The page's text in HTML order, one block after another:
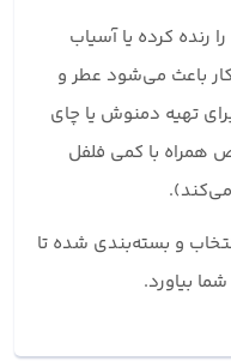
رنده کرده یا آسیاب
کار باعث می‌شود عطر و
تهیه دمنوش یا چای
همراه با کمی فلفل
و بسته‌بندی شده تا
بیاورد.